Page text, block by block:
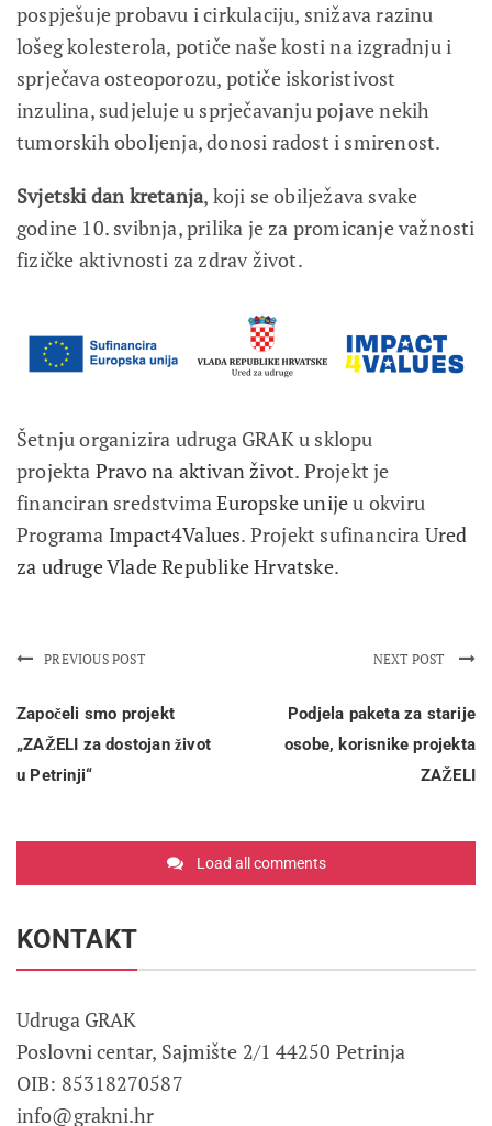
pospješuje probavu i cirkulaciju, snižava razinu
lošeg kolesterola, potiče naše kosti na izgradnju i
sprječava osteoporozu, potiče iskoristivost
inzulina, sudjeluje u sprječavanju pojave nekih
tumorskih oboljenja, donosi radost i smirenost.
Svjetski dan kretanja, koji se obilježava svake
godine 10. svibnja, prilika je za promicanje važnosti
fizičke aktivnosti za zdrav život.
Šetnju organizira udruga GRAK u sklopu
projekta Pravo na aktivan život. Projekt je
financiran sredstvimaEuropske unijeu okviru
Programa Impact4Values. Projekt sufinancira Ured
za udruge Vlade Republike Hrvatske.
PREVIOUS POST
Započeli smo projekt
„ZAŽELI za dostojan život
u Petrinji“
NEXT POST
Podjela paketa za starije
osobe, korisnike projekta
ZAŽELI
Load all comments
KONTAKT
Udruga GRAK
Poslovni centar, Sajmište 2/1 44250 Petrinja
OIB: 85318270587
info@grakni.hr